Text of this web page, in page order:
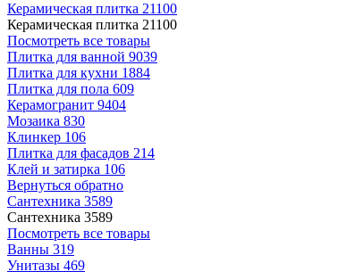
Керамическая плитка 21100
Керамическая плитка 21100
Посмотреть все товары
Плитка для ванной 9039
Плитка для кухни 1884
Плитка для пола 609
Керамогранит 9404
Мозаика 830
Клинкер 106
Плитка для фасадов 214
Клей и затирка 106
Вернуться обратно
Сантехника 3589
Сантехника 3589
Посмотреть все товары
Ванны 319
Унитазы 469